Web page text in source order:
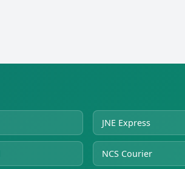
JNE Express
NCS Courier